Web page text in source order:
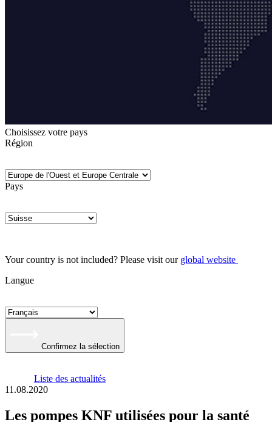
Choisissez votre pays
Région
Pays
Your country is not included? Please visit our global website
Langue
Confirmez la sélection
Liste des actualités
11.08.2020
Les pompes KNF utilisées pour la santé